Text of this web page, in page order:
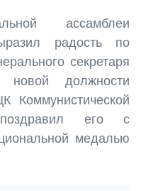
ассамблеи
радость по
секретаря
должности
Коммунистической
его с
медалью